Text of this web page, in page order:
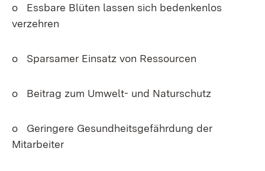
o Essbare Blüten lassen sich bedenkenlos
verzehren
o Sparsamer Einsatz von Ressourcen
o Beitrag zum Umwelt- und Naturschutz
o Geringere Gesundheitsgefährdung der
Mitarbeiter